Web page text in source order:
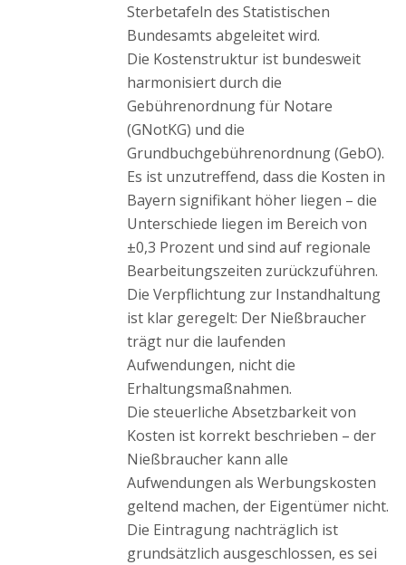
Sterbetafeln des Statistischen
Bundesamts abgeleitet wird.
Die Kostenstruktur ist bundesweit
harmonisiert durch die
Gebührenordnung für Notare
(GNotKG) und die
Grundbuchgebührenordnung (GebO).
Es ist unzutreffend, dass die Kosten in
Bayern signifikant höher liegen – die
Unterschiede liegen im Bereich von
±0,3 Prozent und sind auf regionale
Bearbeitungszeiten zurückzuführen.
Die Verpflichtung zur Instandhaltung
ist klar geregelt: Der Nießbraucher
trägt nur die laufenden
Aufwendungen, nicht die
Erhaltungsmaßnahmen.
Die steuerliche Absetzbarkeit von
Kosten ist korrekt beschrieben – der
Nießbraucher kann alle
Aufwendungen als Werbungskosten
geltend machen, der Eigentümer nicht.
Die Eintragung nachträglich ist
grundsätzlich ausgeschlossen, es sei